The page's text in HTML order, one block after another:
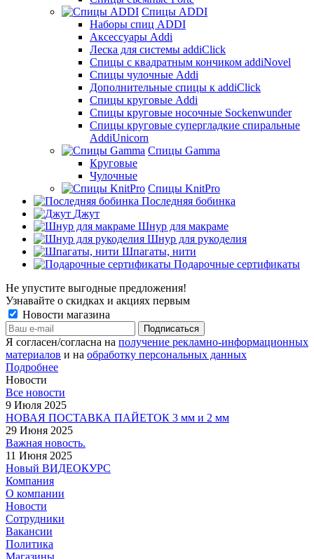
Спицы ADDI
Наборы спиц ADDI
Аксессуары Addi
Леска для системы addiClick
Спицы с квадратным кончиком addiNovel
Спицы чулочные Addi
Дополнительные спицы к addiClick
Спицы круговые Addi
Спицы круговые носочные Sockenwunder
Спицы круговые супергладкие спиральные
AddiUnicorn
Спицы Gamma
Круговые
Чулочные
Спицы KnitPro
Последняя бобинка
Джут
Шнур для макраме
Шнур для рукоделия
Шпагаты, нити
Подарочные сертификаты
Не упустите выгодные предложения!
Узнавайте о скидках и акциях первым
Новости магазина
Я согласен/согласна на получение рекламно-информационных
материалов и на обработку персональных данных
Подробнее
Новости
Все новости
9 Июля 2025
НОВАЯ ПОСТАВКА ПАЙЕТОК 3 мм и 2 мм
29 Июня 2025
Важная новость.
11 Июня 2025
Новый ВИДЕОКУРС
Компания
О компании
Новости
Сотрудники
Вакансии
Политика